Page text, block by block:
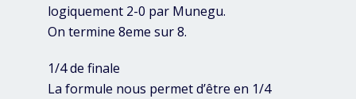
logiquement 2-0 par Munegu.
On termine 8eme sur 8.
1/4 de finale
La formule nous permet d’être en 1/4